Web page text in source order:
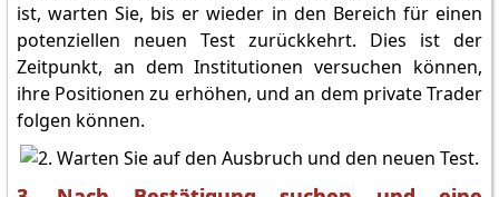
ist, warten Sie, bis er wieder in den Bereich für einen
potenziellen neuen Test zurückkehrt. Dies ist der
Zeitpunkt, an dem Institutionen versuchen können,
ihre Positionen zu erhöhen, und an dem private Trader
folgen können.